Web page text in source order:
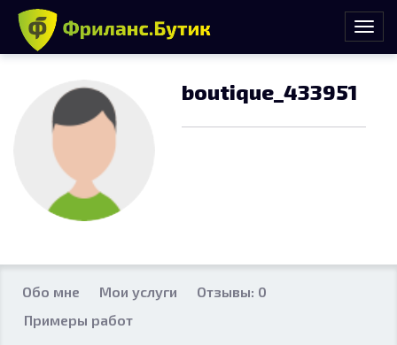
boutique_433951
Обо мне Мои услуги
Отзывы: 0
Примеры работ